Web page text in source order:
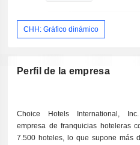
CHH: Gráfico dinámico
Perfil de la empresa
Choice Hotels International,
empresa de franquicias hoteleras
7.500 hoteles, lo que supone más